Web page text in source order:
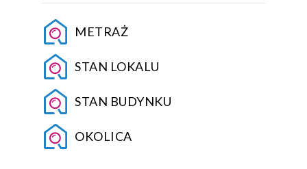
METRAŻ
STAN LOKALU
STAN BUDYNKU
OKOLICA